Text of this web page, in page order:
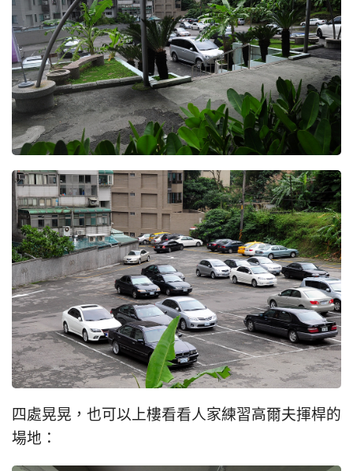
四處晃晃，也可以上樓看看人家練習高爾夫揮桿的
場地：